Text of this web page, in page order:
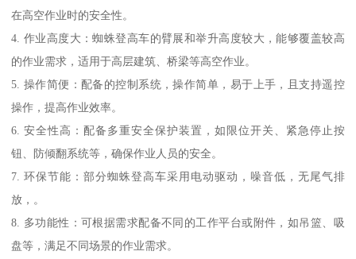
在高空作业时的安全性。
4. 作业高度大：蜘蛛登高车的臂展和举升高度较大，能够覆盖较高
的作业需求，适用于高层建筑、桥梁等高空作业。
5. 操作简便：配备的控制系统，操作简单，易于上手，且支持遥控
操作，提高作业效率。
6. 安全性高：配备多重安全保护装置，如限位开关、紧急停止按
钮、防倾翻系统等，确保作业人员的安全。
7. 环保节能：部分蜘蛛登高车采用电动驱动，噪音低，无尾气排
放，。
8. 多功能性：可根据需求配备不同的工作平台或附件，如吊篮、吸
盘等，满足不同场景的作业需求。